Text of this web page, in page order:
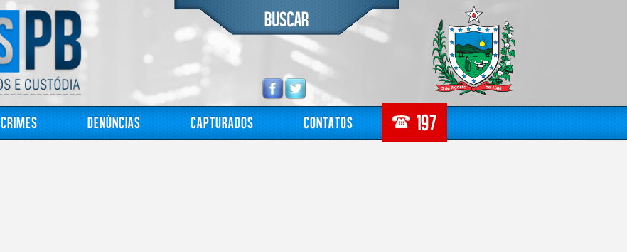
Crimes Denúncias Capturados Contatos